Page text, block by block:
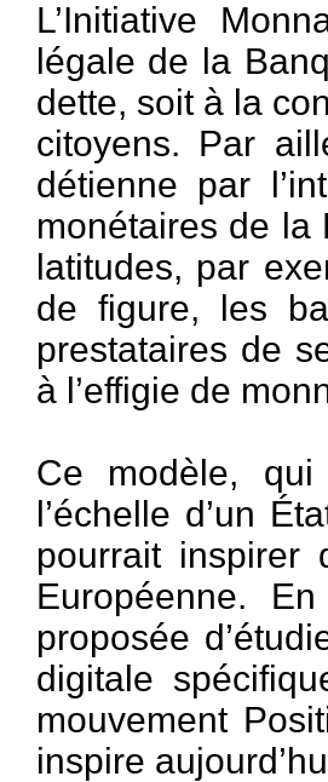
L’Initiative
légale de la
dette, soit à la
citoyens. Par
détienne par
monétaires de la
latitudes, par
de figure, les
prestataires de
à l’effigie de
Ce modèle,
l’échelle d’un
pourrait inspirer
Européenne.
proposée
digitale
mouvement
inspire